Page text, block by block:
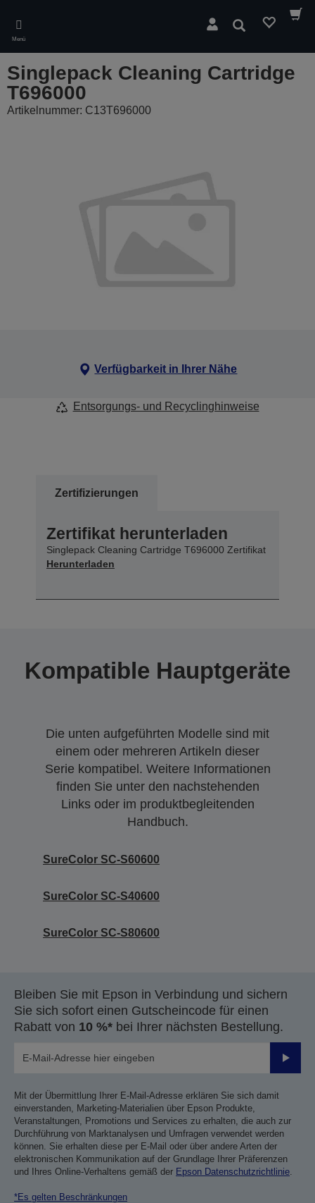
main
content
Menü
Suchen
Singlepack Cleaning Cartridge
T696000
Artikelnummer: C13T696000
Verfügbarkeit in Ihrer Nähe
Entsorgungs- und Recyclinghinweise
Zertifizierungen
Zertifikat herunterladen
Singlepack Cleaning Cartridge T696000 Zertifikat
Herunterladen
Kompatible Hauptgeräte
Die unten aufgeführten Modelle sind mit
einem oder mehreren Artikeln dieser
Serie kompatibel. Weitere Informationen
finden Sie unter den nachstehenden
Links oder im produktbegleitenden
Handbuch.
SureColor SC-S60600
SureColor SC-S40600
SureColor SC-S80600
Bleiben Sie mit Epson in Verbindung und sichern
Sie sich sofort einen Gutscheincode für einen
Rabatt von 10 %* bei Ihrer nächsten Bestellung.
Mit der Übermittlung Ihrer E-Mail-Adresse erklären Sie sich damit
einverstanden, Marketing-Materialien über Epson Produkte,
Veranstaltungen, Promotions und Services zu erhalten, die auch zur
Durchführung von Marktanalysen und Umfragen verwendet werden
können. Sie erhalten diese per E-Mail oder über andere Arten der
elektronischen Kommunikation auf der Grundlage Ihrer Präferenzen
und Ihres Online-Verhaltens gemäß der Epson Datenschutzrichtlinie
*Es gelten Beschränkungen